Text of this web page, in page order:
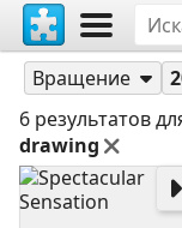
Aubbzz
Пазлы
Вращение
6 результатов
drawing